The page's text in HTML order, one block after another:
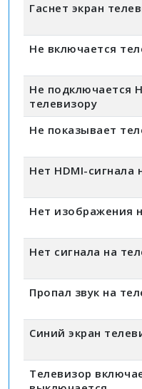
Гаснет экран
Не включается
Не подключается
телевизору
Не показывает
Нет HDMI-сигнала
Нет изображения
Нет сигнала на
Пропал звук на
Синий экран
Телевизор